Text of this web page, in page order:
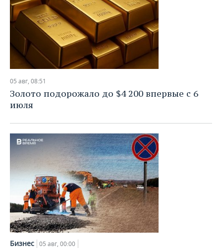
05 авг, 08:51
Золото подорожало до $4 200 впервые с 6
июля
Бизнес 05 авг, 00:00